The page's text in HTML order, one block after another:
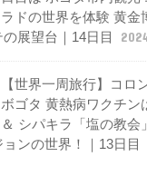
ラドの世界を体験 黄金
展望台｜14日目
【世界一周旅行】コロ
ボゴタ 黄熱病ワクチン
＆ シパキラ「塩の教会
ンの世界！｜13日目